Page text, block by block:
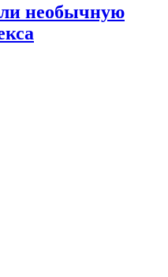
необычную